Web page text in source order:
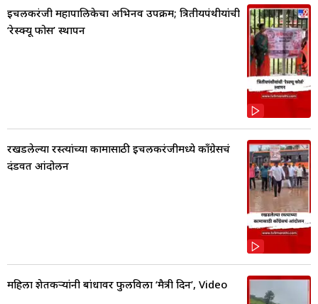
इचलकरंजी महापालिकेचा अभिनव उपक्रम; त्रितीयपंथीयांची
‘रेस्क्यू फोर्स’ स्थापन
रखडलेल्या रस्त्यांच्या कामासाठी इचलकरंजीमध्ये काँग्रेसचं
दंडवत आंदोलन
महिला शेतकऱ्यांनी बांधावर फुलविला ‘मैत्री दिन’, Video